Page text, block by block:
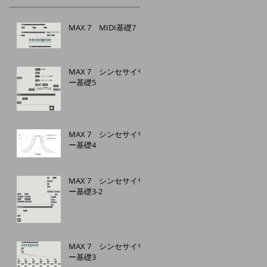
MAX 7 MIDI基礎7
MAX 7 シンセサイザ
ー基礎5
MAX 7 シンセサイザ
ー基礎4
MAX 7 シンセサイザ
ー基礎3-2
MAX 7 シンセサイザ
ー基礎3